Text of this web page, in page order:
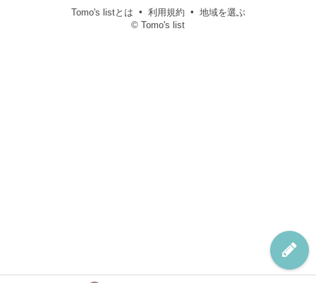
Tomo's listとは 利用規約
地域を選ぶ
© Tomo's list